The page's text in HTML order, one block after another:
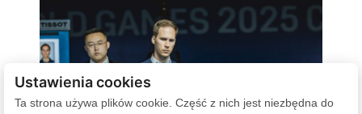
Ustawienia cookies
Ta strona używa plików cookie. Część z nich jest niezbędna do